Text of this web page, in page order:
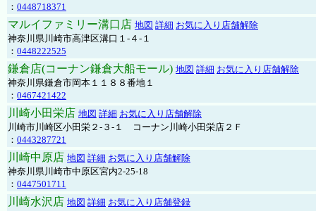
： 0448718371
マルイファミリー溝口店 地図 詳細 お気に入り店舗解除
神奈川県川崎市高津区溝口１-４-１
： 0448222525
鎌倉店(コーナン鎌倉大船モール) 地図 詳細 お気に入り店舗解除
神奈川県鎌倉市岡本１１８８番地１
： 0467421422
川崎小田栄店 地図 詳細 お気に入り店舗解除
川崎市川崎区小田栄２‐３‐１ コーナン川崎小田栄店２Ｆ
： 0443287721
川崎中原店 地図 詳細 お気に入り店舗解除
神奈川県川崎市中原区宮内2-25-18
： 0447501711
川崎水沢店 地図 詳細 お気に入り店舗登録